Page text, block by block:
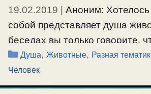
19.02.2019
Аноним: Хотелось
собой представляет душа
беседах вы только говорите,
материальная и распадается
когда наступает физическая
отличии от души разумной
Рубрики
Душа,Животные, Разная
Человек